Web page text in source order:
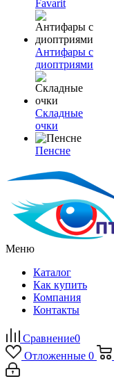
Favarit
Антифары с
диоптриями
Складные
очки
Пенсне
Меню
Каталог
Как купить
Компания
Контакты
Сравнение0
Отложенные 0